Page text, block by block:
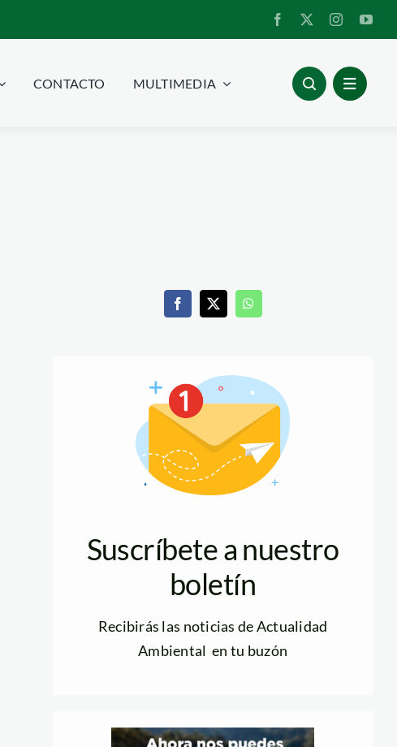
CONTACTO MULTIMEDIA
Suscríbete a nuestro
boletín
Recibirás las noticias de Actualidad
Ambiental en tu buzón